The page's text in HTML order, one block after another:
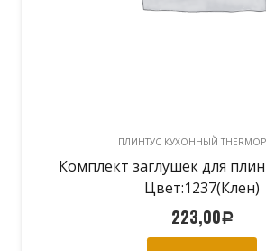
ПЛИНТУС КУХОННЫЙ
Комплект заглушек для
Цвет:1237(Клен)
223,00Р